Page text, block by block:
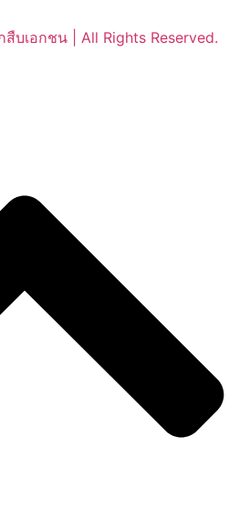
บเอกชน | All Rights Reserved.